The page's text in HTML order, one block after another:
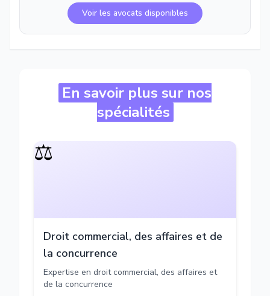
Voir les avocats disponibles
En savoir plus sur nos
spécialités
⚖️
Droit commercial, des affaires et de
la concurrence
Expertise en droit commercial, des affaires et
de la concurrence